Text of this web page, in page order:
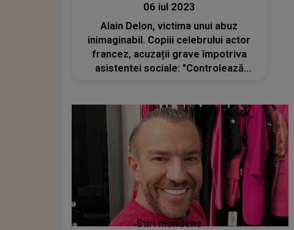
06 iul 2023
Alain Delon, victima unui abuz
inimaginabil. Copiii celebrului actor
francez, acuzații grave împotriva
asistentei sociale: "Controlează
Stiri mondene